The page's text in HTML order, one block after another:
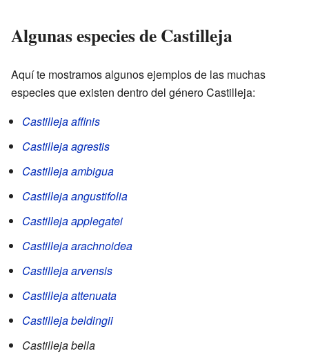
Algunas especies de Castilleja
Aquí te mostramos algunos ejemplos de las muchas
especies que existen dentro del género Castilleja:
Castilleja affinis
Castilleja agrestis
Castilleja ambigua
Castilleja angustifolia
Castilleja applegatei
Castilleja arachnoidea
Castilleja arvensis
Castilleja attenuata
Castilleja beldingii
Castilleja bella